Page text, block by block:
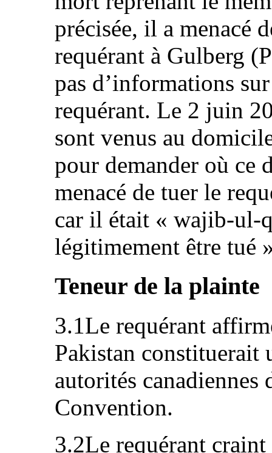
précisée, il a menacé
requérant à Gulberg
pas d’informations
requérant. Le 2 juin
sont venus au
pour demander où ce
menacé de tuer le
car il était « wajib-ul-
légitimement être tué
Teneur de la plainte
3.1Le requérant
Pakistan constituerait
autorités canadiennes
Convention.
3.2Le requérant